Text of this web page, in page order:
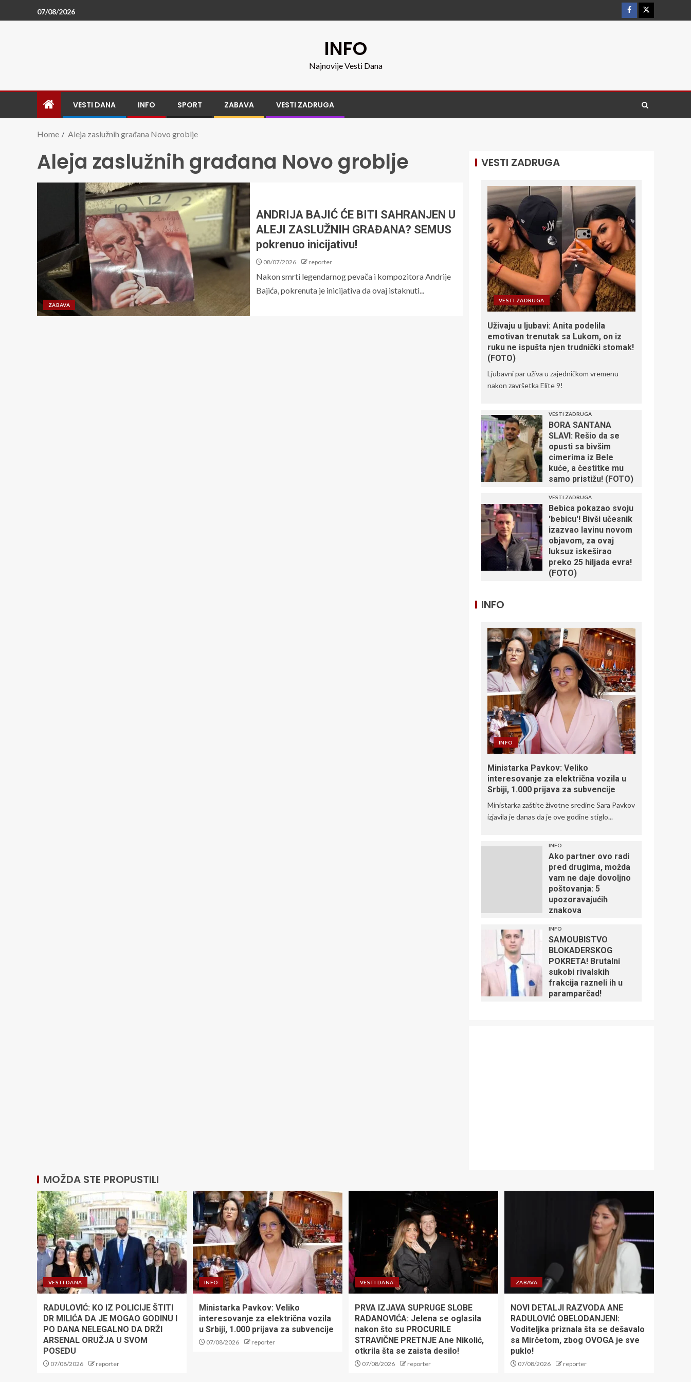
07/08/2026
INFO
Najnovije Vesti Dana
VESTI DANA INFO SPORT ZABAVA VESTI ZADRUGA
Home Aleja zaslužnih građana Novo groblje
Aleja zaslužnih građana Novo groblje
ZABAVA
ANDRIJA BAJIĆ ĆE BITI SAHRANJEN U
ALEJI ZASLUŽNIH GRAĐANA? SEMUS
pokrenuo inicijativu!
08/07/2026 reporter
Nakon smrti legendarnog pevača i kompozitora Andrije
Bajića, pokrenuta je inicijativa da ovaj istaknuti...
VESTI ZADRUGA
VESTI ZADRUGA
Uživaju u ljubavi: Anita podelila
emotivan trenutak sa Lukom, on iz
ruku ne ispušta njen trudnički stomak!
(FOTO)
Ljubavni par uživa u zajedničkom vremenu
nakon završetka Elite 9!
VESTI ZADRUGA
BORA SANTANA
SLAVI: Rešio da se
opusti sa bivšim
cimerima iz Bele
kuće, a čestitke mu
samo pristižu! (FOTO)
VESTI ZADRUGA
Bebica pokazao svoju
'bebicu'! Bivši učesnik
izazvao lavinu novom
objavom, za ovaj
luksuz iskeširao
preko 25 hiljada evra!
(FOTO)
INFO
INFO
Ministarka Pavkov: Veliko
interesovanje za električna vozila u
Srbiji, 1.000 prijava za subvencije
Ministarka zaštite životne sredine Sara Pavkov
izjavila je danas da je ove godine stiglo...
INFO
Ako partner ovo radi
pred drugima, možda
vam ne daje dovoljno
poštovanja: 5
upozoravajućih
znakova
INFO
SAMOUBISTVO
BLOKADERSKOG
POKRETA! Brutalni
sukobi rivalskih
frakcija razneli ih u
paramparčad!
MOŽDA STE PROPUSTILI
VESTI DANA
RADULOVIĆ: KO IZ POLICIJE ŠTITI
DR MILIĆA DA JE MOGAO GODINU I
PO DANA NELEGALNO DA DRŽI
ARSENAL ORUŽJA U SVOM
POSEDU
07/08/2026 reporter
INFO
Ministarka Pavkov: Veliko
interesovanje za električna vozila
u Srbiji, 1.000 prijava za subvencije
07/08/2026 reporter
VESTI DANA
PRVA IZJAVA SUPRUGE SLOBE
RADANOVIĆA: Jelena se oglasila
nakon što su PROCURILE
STRAVIČNE PRETNJE Ane Nikolić,
otkrila šta se zaista desilo!
07/08/2026 reporter
ZABAVA
NOVI DETALJI RAZVODA ANE
RADULOVIĆ OBELODANJENI:
Voditeljka priznala šta se dešavalo
sa Mirčetom, zbog OVOGA je sve
puklo!
07/08/2026 reporter